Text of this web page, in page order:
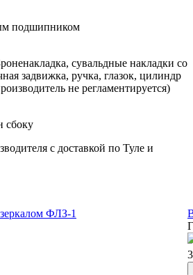
подшипником
сувальдные накладки со
задвижка, ручка, глазок, цилиндр
не регламентируется)
сбоку
с доставкой по Туле и
ФЛЗ-1